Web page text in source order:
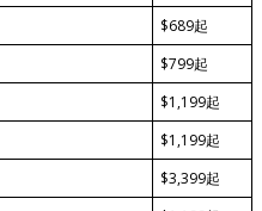
$689起
$799起
$1,199起
$1,199起
$3,399起